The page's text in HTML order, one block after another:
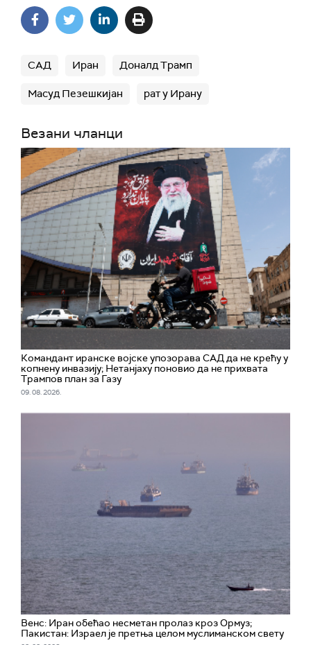
САД Иран Доналд Трамп
Масуд Пезешкијан рат у Ирану
Везани чланци
Командант иранске војске упозорава САД да не крећу у
копнену инвазију; Нетанјаху поновио да не прихвата
Трампов план за Газу
09. 08. 2026.
Венс: Иран обећао несметан пролаз кроз Ормуз;
Пакистан: Израел је претња целом муслиманском свету